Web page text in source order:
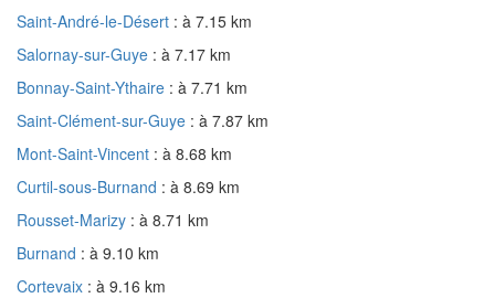
Saint-André-le-Désert : à 7.15 km
Salornay-sur-Guye : à 7.17 km
Bonnay-Saint-Ythaire : à 7.71 km
Saint-Clément-sur-Guye : à 7.87 km
Mont-Saint-Vincent : à 8.68 km
Curtil-sous-Burnand : à 8.69 km
Rousset-Marizy : à 8.71 km
Burnand : à 9.10 km
Cortevaix : à 9.16 km